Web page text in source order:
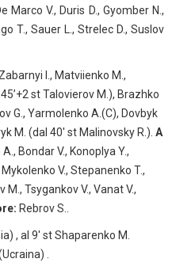
Marco V., Duris D., Gyomber N.,
T., Sauer L., Strelec D., Suslov
I., Matviienko M.,
st Talovierov M.), Brazhko
G., Yarmolenko A.(C), Dovbyk
M. (dal 40′ st Malinovsky R.). A
Bondar V., Konoplya Y.,
V., Stepanenko T.,
Tsygankov V., Vanat V.,
Rebrov S..
, al 9′ st Shaparenko M.
.